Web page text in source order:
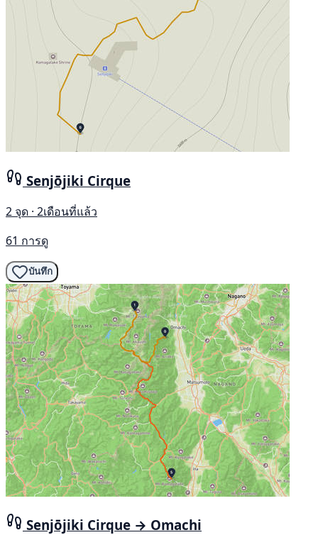
Senjōjiki Cirque
2 จุด · 2เดือนที่แล้ว
61 การดู
บันทึก
Senjōjiki Cirque → Omachi